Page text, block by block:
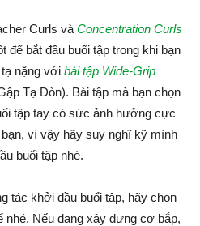
Curls và Concentration Curls
để bắt đầu buổi tập trong khi bạn
nặng với bài tập Wide-Grip
Tạ Đòn). Bài tập mà bạn chọn
tập tay có sức ảnh hưởng cực
vì vậy hãy suy nghĩ kỹ mình
buổi tập nhé.
tác khởi đầu buổi tập, hãy chọn
nhé. Nếu đang xây dựng cơ bắp,